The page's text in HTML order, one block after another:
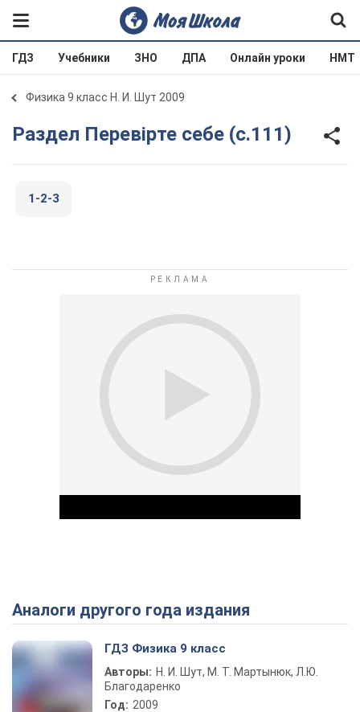
ГДЗ Учебники ЗНО ДПА Онлайн уроки НМТ
Физика 9 класс Н. И. Шут 2009
Раздел Перевірте себе (с.111)
1-2-3
Play Video
Аналоги другого года издания
ГДЗ Физика 9 класс
Авторы: Н. И. Шут, М. Т. Мартынюк, Л.Ю.
Благодаренко
Год: 2009